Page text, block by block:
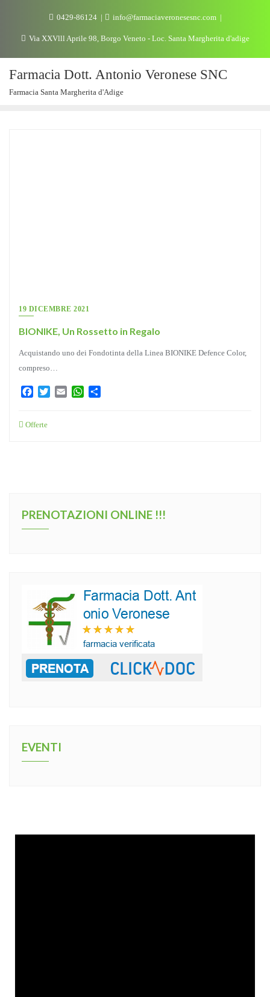
0429-86124 info@farmaciaveronesesnc.com
Via XXVlll Aprile 98, Borgo Veneto - Loc. Santa Margherita d'adige
Farmacia Dott. Antonio Veronese SNC
Farmacia Santa Margherita d'Adige
19 DICEMBRE 2021
BIONIKE, Un Rossetto in Regalo
Acquistando uno dei Fondotinta della Linea BIONIKE Defence Color,
compreso…
FacebookTwitterEmail WhatsApp
Offerte
PRENOTAZIONI ONLINE !!!
EVENTI